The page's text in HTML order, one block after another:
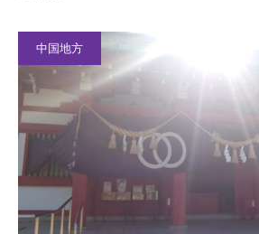
中国地方